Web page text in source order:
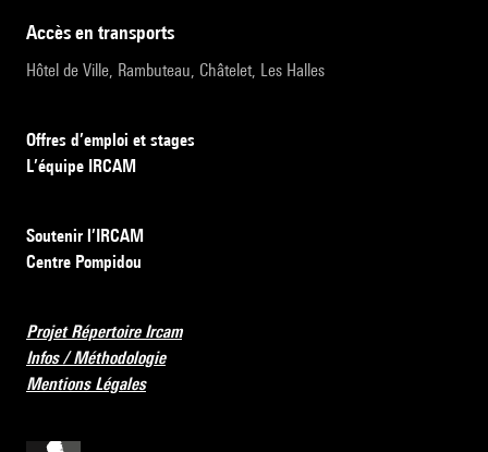
accès en transports
Hôtel de Ville, Rambuteau, Châtelet, Les Halles
Offres d’emploi et stages
L’équipe IRCAM
Soutenir l’IRCAM
Centre Pompidou
Projet Répertoire Ircam
Infos / Méthodologie
Mentions Légales